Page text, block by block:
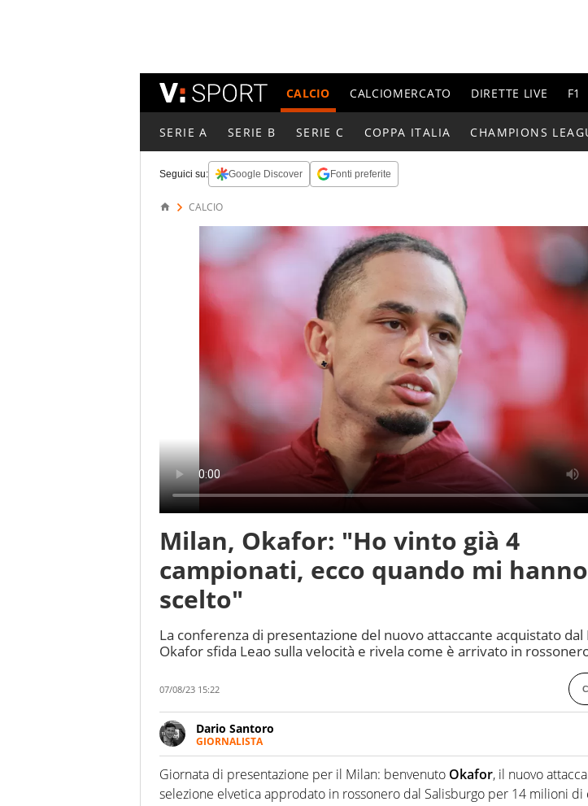
CALCIO CALCIOMERCATO DIRETTE LIVE F1
SERIE A SERIE B SERIE C COPPA ITALIA CHAMPIONS
Seguici su: Google Discover Fonti preferite
CALCIO
Milan, Okafor: "Ho vinto già 4
campionati, ecco quando mi hanno
scelto"
La conferenza di presentazione del nuovo attaccante acquistato dal
Okafor sfida Leao sulla velocità e rivela come è arrivato in
07/08/23 15:22
Dario Santoro
GIORNALISTA
Scrive, commenta, racconta lo sport in tutte le sfaccettature. Tocca
modo di concentrarsi sulle interviste ai grandi protagonisti
Giornata di presentazione per il Milan: benvenuto Okafor, il nuovo
selezione elvetica approdato in rossonero dal Salisburgo per 14 milioni di